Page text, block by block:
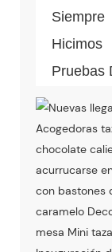
Siempre
Hicimos
Pruebas
La
En Masa.